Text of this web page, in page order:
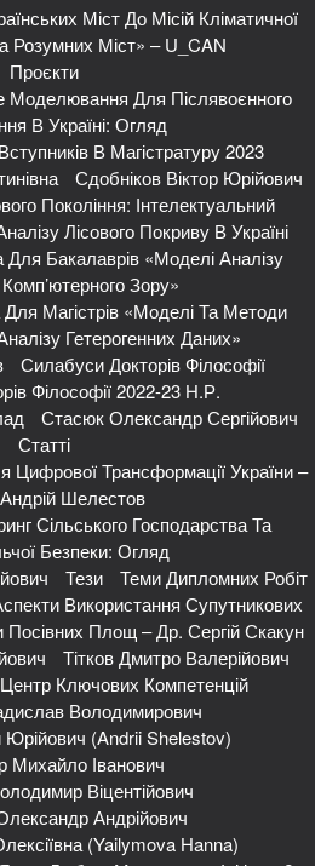
Міст До Місій Кліматичної
Розумних Міст» – U_CAN
Проєкти
Моделювання Для Післявоєнного
В Україні: Огляд
В Магістратуру 2023
Сдобніков Віктор Юрійович
Покоління: Інтелектуальний
Лісового Покриву В Україні
Бакалаврів «Моделі Аналізу
Зору»
Магістрів «Моделі Та Методи
Гетерогенних Даних»
Силабуси Докторів Філософії
Філософії 2022-23 Н.р.
Стасюк Олександр Сергійович
Статті
Цифрової Трансформації України –
Шелестов
Сільського Господарства Та
Безпеки: Огляд
Тези
Теми Дипломних Робіт
Використання Супутникових
Площ – Др. Сергій Скакун
Тітков Дмитро Валерійович
Ключових Компетенцій
Володимирович
(Andrii Shelestov)
Михайло Іванович
Віцентійович
Андрійович
(Yailymova Hanna)